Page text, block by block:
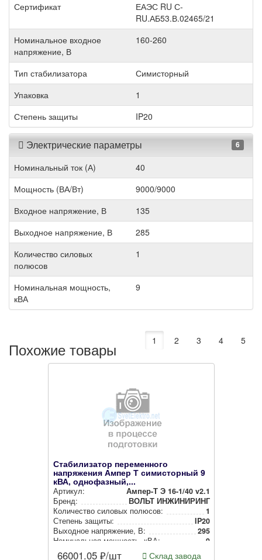
Сертификат
ЕАЭС RU С-
RU.АБ53.В.02465/21
Номинальное входное
напряжение, В
160-260
Тип стабилизатора
Симисторный
Упаковка
1
Степень защиты
IP20
Электрические параметры 6
Номинальный ток (А)
40
Мощность (ВА/Вт)
9000/9000
Входное напряжение, В
135
Выходное напряжение, В
285
Количество силовых
полюсов
1
Номинальная мощность,
кВА
9
Похожие товары 1 2 3 4 5
Стабилизатор переменного
напряжения Ампер Т симисторный 9
кВА, однофазный,...
Артикул:
Ампер-Т Э 16-1/40 v2.1
Бренд:
ВОЛЬТ ИНЖИНИРИНГ
Количество силовых полюсов:
1
Степень защиты:
IP20
Выходное нап­ря­же­ние, В:
295
Номи­наль­ная мощность, кВА:
9
66001.05 ₽/шт Склад завода